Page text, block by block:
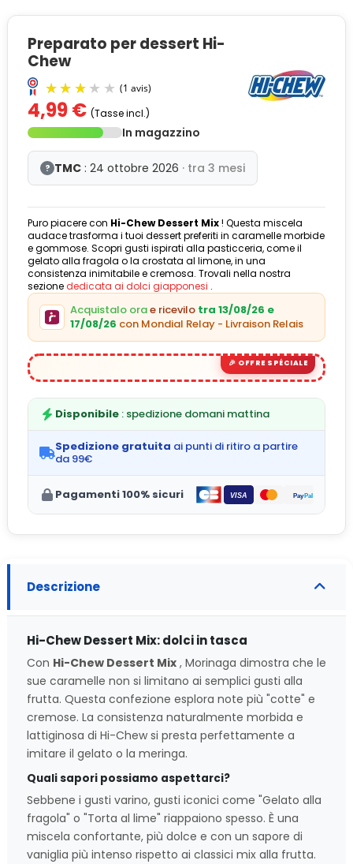
Preparato per dessert Hi-
Chew
(1 avis)
4,99 € (Tasse incl.)
In magazzino
? TMC : 24 ottobre 2026 · tra 3 mesi
Puro piacere con Hi-Chew Dessert Mix! Questa miscela
audace trasforma i tuoi dessert preferiti in caramelle morbide
e gommose. Scopri gusti ispirati alla pasticceria, come il
gelato alla fragola o la crostata al limone, in una
consistenza inimitabile e cremosa. Trovali nella nostra
sezionededicata ai dolci giapponesi .
Acquistalo orae ricevilo tra 13/08/26 e
17/08/26 con Mondial Relay - Livraison Relais
Disponibile : spedizione domani mattina
Spedizione gratuita ai punti di ritiro a partire
da 99€
Pagamenti 100% sicuri
Descrizione
Hi-Chew Dessert Mix: dolci in tasca
Con Hi-Chew Dessert Mix , Morinaga dimostra che le
sue caramelle non si limitano ai semplici gusti alla
frutta. Questa confezione esplora note più "cotte" e
cremose. La consistenza naturalmente morbida e
lattiginosa di Hi-Chew si presta perfettamente a
imitare il gelato o la meringa.
Quali sapori possiamo aspettarci?
Sebbene i gusti varino, gusti iconici come "Gelato alla
fragola" o "Torta al lime" riappaiono spesso. È una
miscela confortante, più dolce e con un sapore di
vaniglia più intenso rispetto ai classici mix alla frutta.